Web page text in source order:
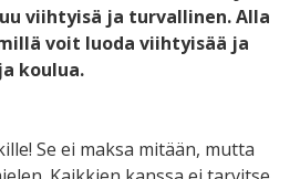
viihtyisä ja turvallinen. Alla
voit luoda viihtyisää ja
koulua.
Se ei maksa mitään, mutta